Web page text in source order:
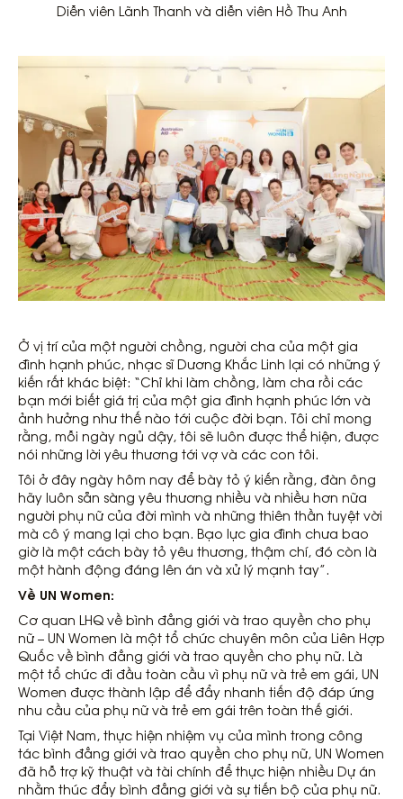
Diễn viên Lãnh Thanh và diễn viên Hồ Thu Anh
Ở vị trí của một người chồng, người cha của một gia
đình hạnh phúc, nhạc sĩ Dương Khắc Linh lại có những ý
kiến rất khác biệt: “Chỉ khi làm chồng, làm cha rồi các
bạn mới biết giá trị của một gia đình hạnh phúc lớn và
ảnh hưởng như thế nào tới cuộc đời bạn. Tôi chỉ mong
rằng, mỗi ngày ngủ dậy, tôi sẽ luôn được thể hiện, được
nói những lời yêu thương tới vợ và các con tôi.
Tôi ở đây ngày hôm nay để bày tỏ ý kiến rằng, đàn ông
hãy luôn sẵn sàng yêu thương nhiều và nhiều hơn nữa
người phụ nữ của đời mình và những thiên thần tuyệt vời
mà cô ý mang lại cho bạn. Bạo lực gia đình chưa bao
giờ là một cách bày tỏ yêu thương, thậm chí, đó còn là
một hành động đáng lên án và xử lý mạnh tay”.
Về UN Women:
Cơ quan LHQ về bình đẳng giới và trao quyền cho phụ
nữ – UN Women là một tổ chức chuyên môn của Liên Hợp
Quốc về bình đẳng giới và trao quyền cho phụ nữ. Là
một tổ chức đi đầu toàn cầu vì phụ nữ và trẻ em gái, UN
Women được thành lập để đẩy nhanh tiến độ đáp ứng
nhu cầu của phụ nữ và trẻ em gái trên toàn thế giới.
Tại Việt Nam, thực hiện nhiệm vụ của mình trong công
tác bình đẳng giới và trao quyền cho phụ nữ, UN Women
đã hỗ trợ kỹ thuật và tài chính để thực hiện nhiều Dự án
nhằm thúc đẩy bình đẳng giới và sự tiến bộ của phụ nữ.